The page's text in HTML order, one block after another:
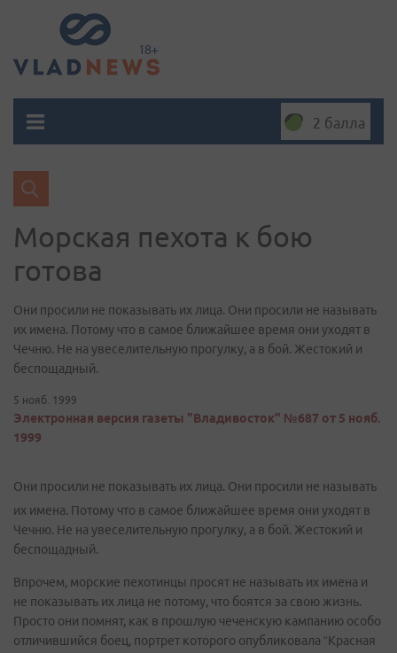
2 балла
Морская пехота к бою
готова
Они просили не показывать их лица. Они просили не называть
их имена. Потому что в самое ближайшее время они уходят в
Чечню. Не на увеселительную прогулку, а в бой. Жестокий и
беспощадный.
5 нояб. 1999
Электронная версия газеты "Владивосток" №687 от 5 нояб.
1999
Они просили не показывать их лица. Они просили не называть
их имена. Потому что в самое ближайшее время они уходят в
Чечню. Не на увеселительную прогулку, а в бой. Жестокий и
беспощадный.
Впрочем, морские пехотинцы просят не называть их имена и
не показывать их лица не потому, что боятся за свою жизнь.
Просто они помнят, как в прошлую чеченскую кампанию особо
отличившийся боец, портрет которого опубликовала “Красная